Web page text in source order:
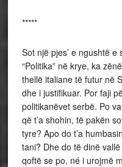
*****
Sot një pjes’ e ngushtë
“Politika” në krye, ka
thellë italiane të futur në
dhe i justifikuar. Por faji
politikanëvet serbë. Po
që t’a shohin, të pakën
tyre? Apo do t’a
tani? Dhe do të dinë
qoftë se po, né i urojmë